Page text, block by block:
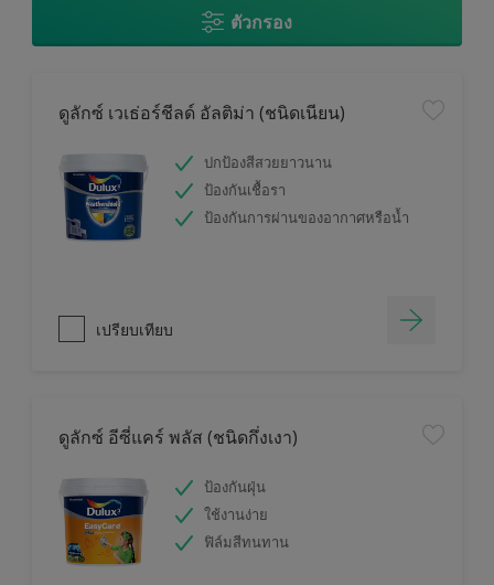
ตัวกรอง
ดูลักซ์ เวเธ่อร์ชีลด์ อัลติม่า (ชนิดเนียน)
ปกป้องสีสวยยาวนาน
ป้องกันเชื้อรา
ป้องกันการผ่านของอากาศหรือน้ำ
เปรียบเทียบ
ดูลักซ์ อีซี่แคร์ พลัส (ชนิดกึ่งเงา)
ป้องกันฝุ่น
ใช้งานง่าย
ฟิล์มสีทนทาน